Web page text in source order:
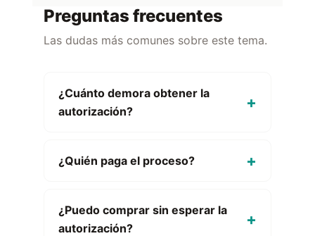
Preguntas frecuentes
Las dudas más comunes sobre este tema.
¿Cuánto demora obtener la
autorización?
¿Quién paga el proceso?
¿Puedo comprar sin esperar la
autorización?